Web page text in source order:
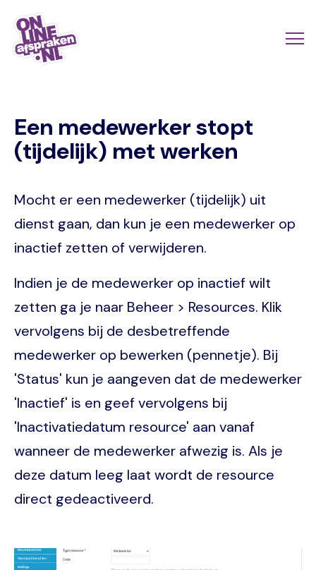
Skip
main
Een medewerker stopt
(tijdelijk) met werken
Mocht er een medewerker (tijdelijk) uit
dienst gaan, dan kun je een medewerker op
inactief zetten of verwijderen.
Indien je de medewerker op inactief wilt
zetten ga je naar Beheer > Resources. Klik
vervolgens bij de desbetreffende
medewerker op bewerken (pennetje). Bij
'Status' kun je aangeven dat de medewerker
'Inactief' is en geef vervolgens bij
'Inactivatiedatum resource' aan vanaf
wanneer de medewerker afwezig is. Als je
deze datum leeg laat wordt de resource
direct gedeactiveerd.
Image